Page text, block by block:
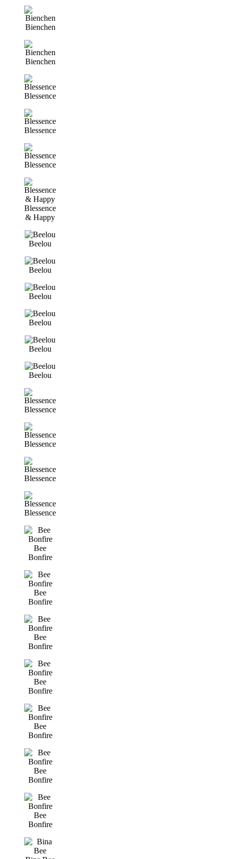
Bienchen
Bienchen
Blessence
Blessence
Blessence
Blessence
& Happy
Beelou
Beelou
Beelou
Beelou
Beelou
Beelou
Blessence
Blessence
Blessence
Blessence
Bee
Bonfire
Bee
Bonfire
Bee
Bonfire
Bee
Bonfire
Bee
Bonfire
Bee
Bonfire
Bee
Bonfire